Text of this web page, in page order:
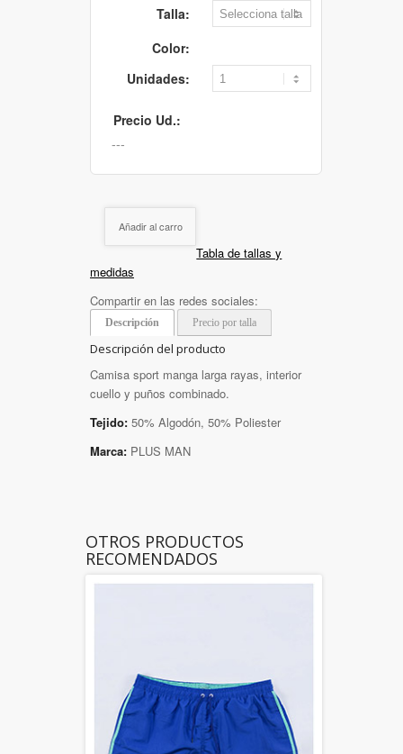
Talla:
Color:
Unidades:
Precio Ud.:
Añadir al carro
Tabla de tallas y
medidas
Compartir en las redes sociales:
Descripción Precio por talla
Descripción del producto
Camisa sport manga larga rayas, interior
cuello y puños combinado.
Tejido: 50% Algodón, 50% Poliester
Marca: PLUS MAN
OTROS PRODUCTOS
RECOMENDADOS